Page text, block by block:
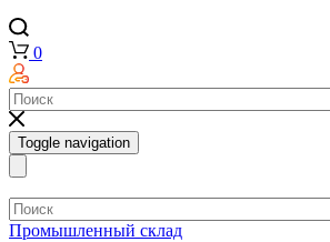
0
Toggle navigation
Промышленный склад